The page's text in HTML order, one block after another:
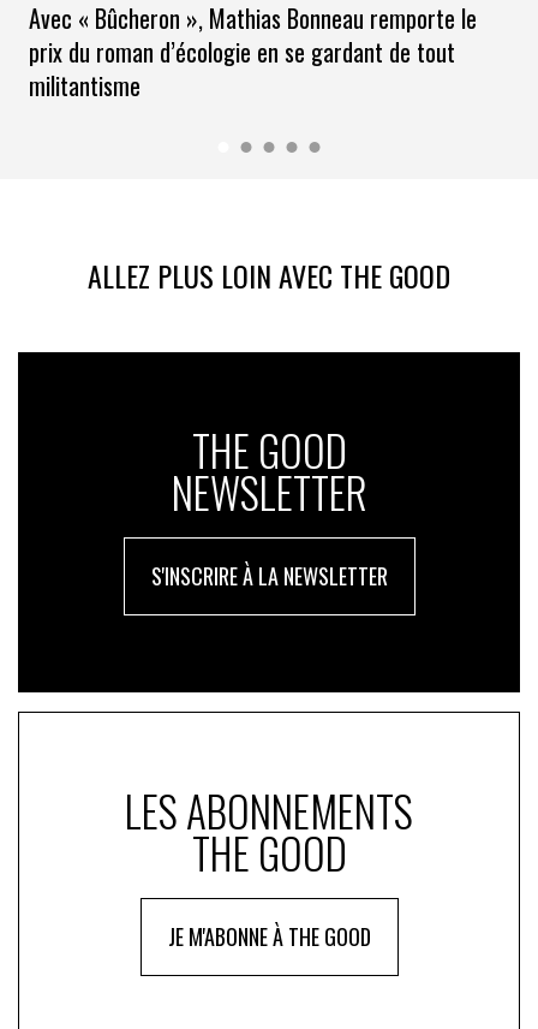
Avec « Bûcheron », Mathias Bonneau remporte le
prix du roman d’écologie en se gardant de tout
militantisme
ALLEZ PLUS LOIN AVEC THE GOOD
THE GOOD
NEWSLETTER
S'INSCRIRE À LA NEWSLETTER
LES ABONNEMENTS
THE GOOD
JE M'ABONNE À THE GOOD